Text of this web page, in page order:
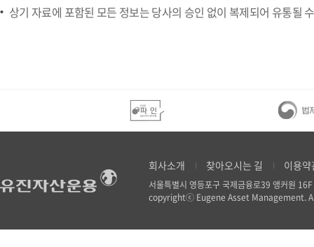
상기 자료에 포함된 모든 정보는 당사의 승인 없이 복제되어 유통될
회사소개 찾아오시는 길 이용약
서울특별시 영등포구 국제금융로39 앵커원 16F
copyrightⓒ Eugene Asset Management.